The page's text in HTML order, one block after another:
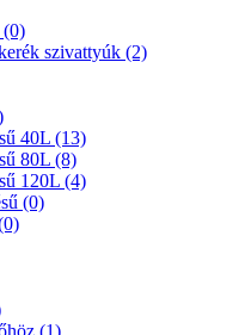
(0)
szivattyúk (2)
40L (13)
80L (8)
120L (4)
(0)
(1)